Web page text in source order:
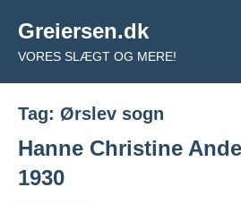
indhold
Greiersen.dk
VORES SLÆGT OG MERE!
Tag: Ørslev sogn
Hanne Christine
1930